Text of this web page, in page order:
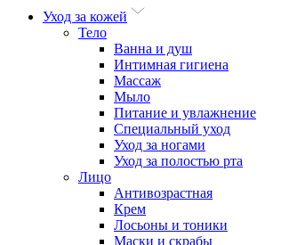
Уход за кожей
Тело
Ванна и душ
Интимная гигиена
Массаж
Мыло
Питание и увлажнение
Специальный уход
Уход за ногами
Уход за полостью рта
Лицо
Антивозрастная
Крем
Лосьоны и тоники
Маски и скрабы